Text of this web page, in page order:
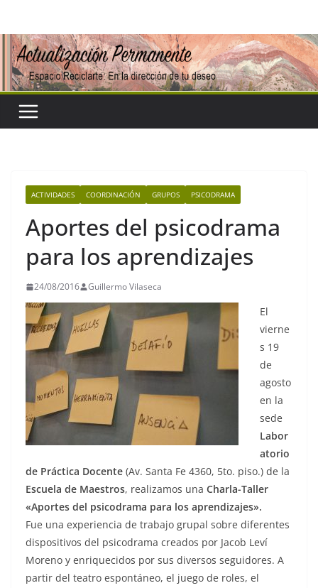
contenido
ACTIVIDADES COORDINACIÓN GRUPOS PSICODRAMA
Aportes del psicodrama
para los aprendizajes
24/08/2016 Guillermo Vilaseca
El
vierne
s 19
de
agosto
en la
sede
Labor
atorio
de Práctica Docente (Av. Santa Fe 4360, 5to. piso.) de la
Escuela de Maestros, realizamos una Charla-Taller
«Aportes del psicodrama para los aprendizajes».
Fue una experiencia de trabajo grupal sobre diferentes
dispositivos del psicodrama creados por Jacob Leví
Moreno y enriquecidos por sus diversos seguidores. A
partir del teatro espontáneo, el juego de roles, el